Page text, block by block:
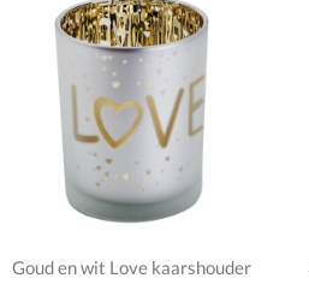
Goud en wit Love kaarshouder